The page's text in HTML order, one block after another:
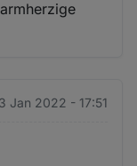
Jan 2022 - 17:51